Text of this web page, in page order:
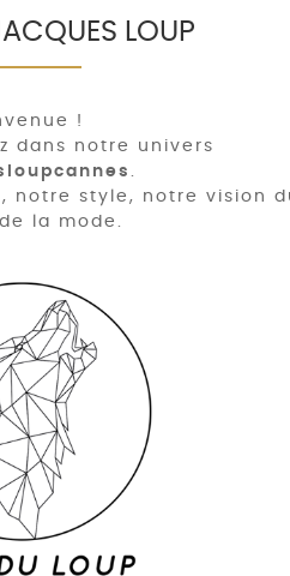
LOUP
!
dans notre univers
.
notre style, notre vision
la mode.